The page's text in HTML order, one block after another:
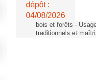
dépôt :
04/08/2026
bois et forêts -
traditionnels et